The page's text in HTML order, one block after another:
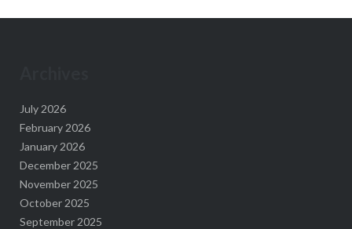
July 2026
February 2026
January 2026
December 2025
November 2025
October 2025
September 2025